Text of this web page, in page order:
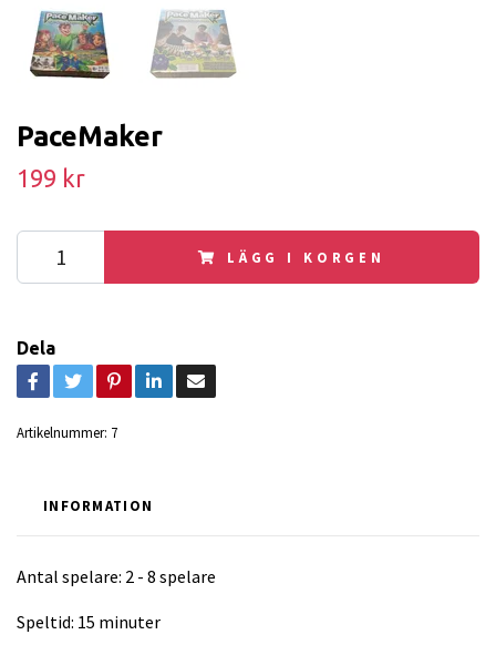
PaceMaker
199 kr
LÄGG I KORGEN
Dela
Artikelnummer: 7
INFORMATION
Antal spelare: 2 - 8 spelare
Speltid: 15 minuter